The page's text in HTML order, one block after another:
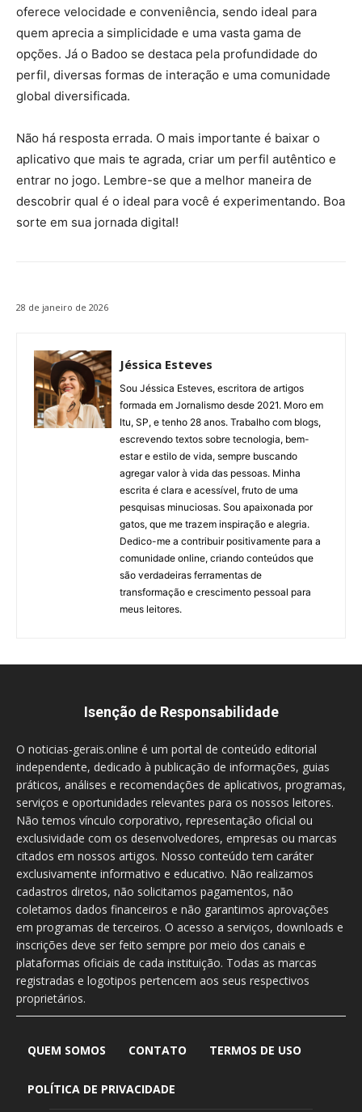
oferece velocidade e conveniência, sendo ideal para
quem aprecia a simplicidade e uma vasta gama de
opções. Já o Badoo se destaca pela profundidade do
perfil, diversas formas de interação e uma comunidade
global diversificada.
Não há resposta errada. O mais importante é baixar o
aplicativo que mais te agrada, criar um perfil autêntico e
entrar no jogo. Lembre-se que a melhor maneira de
descobrir qual é o ideal para você é experimentando. Boa
sorte em sua jornada digital!
28 de janeiro de 2026
Jéssica Esteves
Sou Jéssica Esteves, escritora de artigos
formada em Jornalismo desde 2021. Moro em
Itu, SP, e tenho 28 anos. Trabalho com blogs,
escrevendo textos sobre tecnologia, bem-
estar e estilo de vida, sempre buscando
agregar valor à vida das pessoas. Minha
escrita é clara e acessível, fruto de uma
pesquisas minuciosas. Sou apaixonada por
gatos, que me trazem inspiração e alegria.
Dedico-me a contribuir positivamente para a
comunidade online, criando conteúdos que
são verdadeiras ferramentas de
transformação e crescimento pessoal para
meus leitores.
Isenção de Responsabilidade
O noticias-gerais.online é um portal de conteúdo editorial
independente, dedicado à publicação de informações, guias
práticos, análises e recomendações de aplicativos, programas,
serviços e oportunidades relevantes para os nossos leitores.
Não temos vínculo corporativo, representação oficial ou
exclusividade com os desenvolvedores, empresas ou marcas
citados em nossos artigos. Nosso conteúdo tem caráter
exclusivamente informativo e educativo. Não realizamos
cadastros diretos, não solicitamos pagamentos, não
coletamos dados financeiros e não garantimos aprovações
em programas de terceiros. O acesso a serviços, downloads e
inscrições deve ser feito sempre por meio dos canais e
plataformas oficiais de cada instituição. Todas as marcas
registradas e logotipos pertencem aos seus respectivos
proprietários.
QUEM SOMOS CONTATO TERMOS DE USO
POLÍTICA DE PRIVACIDADE